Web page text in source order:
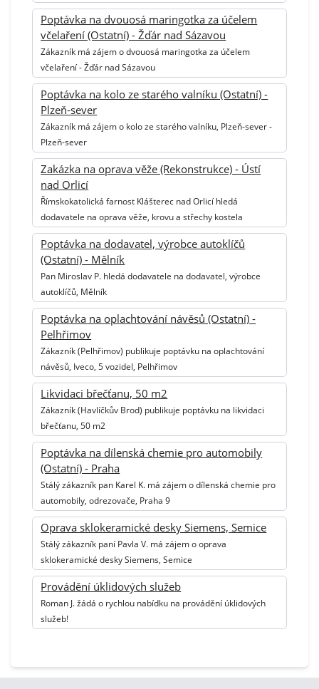
Poptávka na dvouosá maringotka za účelem
včelaření (Ostatní) - Žďár nad Sázavou
Zákazník má zájem o dvouosá maringotka za účelem
včelaření - Žďár nad Sázavou
Poptávka na kolo ze starého valníku (Ostatní) -
Plzeň-sever
Zákazník má zájem o kolo ze starého valníku, Plzeň-sever -
Plzeň-sever
Zakázka na oprava věže (Rekonstrukce) - Ústí
nad Orlicí
Římskokatolická farnost Klášterec nad Orlicí hledá
dodavatele na oprava věže, krovu a střechy kostela
Poptávka na dodavatel, výrobce autoklíčů
(Ostatní) - Mělník
Pan Miroslav P. hledá dodavatele na dodavatel, výrobce
autoklíčů, Mělník
Poptávka na oplachtování návěsů (Ostatní) -
Pelhřimov
Zákazník (Pelhřimov) publikuje poptávku na oplachtování
návěsů, Iveco, 5 vozidel, Pelhřimov
Likvidaci břečťanu, 50 m2
Zákazník (Havlíčkův Brod) publikuje poptávku na likvidaci
břečťanu, 50 m2
Poptávka na dílenská chemie pro automobily
(Ostatní) - Praha
Stálý zákazník pan Karel K. má zájem o dílenská chemie pro
automobily, odrezovače, Praha 9
Oprava sklokeramické desky Siemens, Semice
Stálý zákazník paní Pavla V. má zájem o oprava
sklokeramické desky Siemens, Semice
Provádění úklidových služeb
Roman J. žádá o rychlou nabídku na provádění úklidových
služeb!